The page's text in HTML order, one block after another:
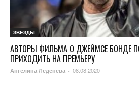
ЗВЁЗДЫ
АВТОРЫ ФИЛЬМА О ДЖЕЙМСЕ БОНДЕ
ПРИХОДИТЬ НА ПРЕМЬЕРУ
Ангелина Леденёва - 08.08.2020